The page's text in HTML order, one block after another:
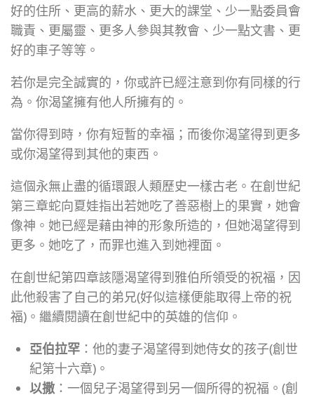
好的住所、更高的薪水、更大的課堂、少一點委員會
職責、更屬靈、更多人參與其教會、少一點文書、更
好的車子等等。
若你是完全誠實的，你或許已經注意到你有同樣的行
為。你渴望擁有他人所擁有的。
當你得到時，你有短暫的幸福；而後你渴望得到更多
或你渴望得到其他的東西。
這個永無止盡的循環跟人類歷史一樣古老。在創世紀
第三章蛇向夏娃指出若她吃了善惡樹上的果實，她會
像神。她已經是藉由神的形象所造的，但她渴望得到
更多。她吃了，而罪也進入到她裡面。
在創世紀第四章該隱渴望得到雅伯所領受的祝福，因
此他殺害了自己的弟兄(好似這樣便能取得上帝的祝
福)。繼續閱讀在創世紀中的英雄的信仰。
亞伯拉罕 ：他的妻子渴望得到她侍女的孩子(創世
紀第十六章)。
以撒 ：一個兒子渴望得到另一個所得的祝福。(創